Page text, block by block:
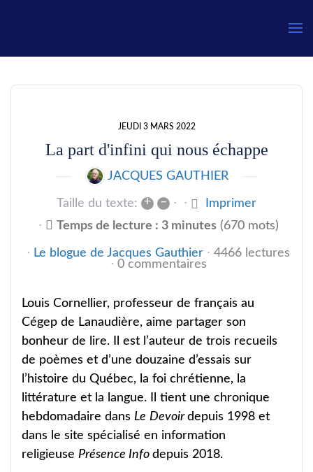
JEUDI 3 MARS 2022
La part d'infini qui nous échappe
JACQUES GAUTHIER
Taille du texte: + –
Imprimer
Temps de lecture : 3 minutes (670 mots)
Le blogue de Jacques Gauthier
4466 lectures
0 commentaires
Louis Cornellier, professeur de français au
Cégep de Lanaudière, aime partager son
bonheur de lire. Il est l’auteur de trois recueils
de poèmes et d’une douzaine d’essais sur
l’histoire du Québec, la foi chrétienne, la
littérature et la langue. Il tient une chronique
hebdomadaire dans Le Devoirdepuis 1998 et
dans le site spécialisé en information
religieuse Présence Info depuis 2018.